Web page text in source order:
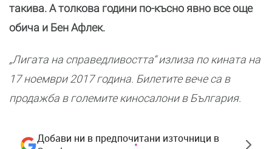
такива. А толкова години по-късно явно все още
обича и Бен Афлек.
„Лигата на справедливостта“ излиза по кината на
17 ноември 2017 година. Билетите вече са в
продажба в големите киносалони в България.
Добави ни в предпочитани източници в